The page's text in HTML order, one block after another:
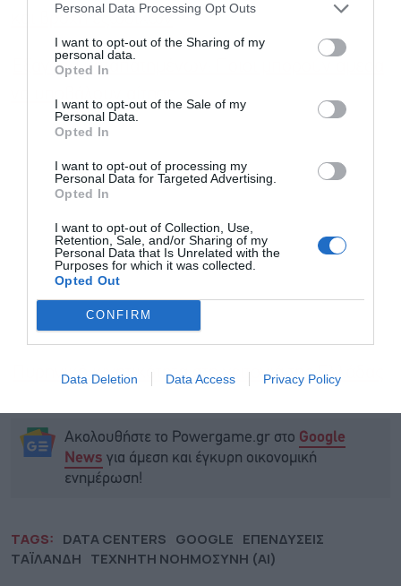
Personal Data Processing Opt Outs
I want to opt-out of the Sharing of my
personal data.
Opted In
I want to opt-out of the Sale of my
Personal Data.
Opted In
I want to opt-out of processing my
Personal Data for Targeted Advertising.
Opted In
I want to opt-out of Collection, Use,
Retention, Sale, and/or Sharing of my
Personal Data that Is Unrelated with the
Purposes for which it was collected.
Opted Out
CONFIRM
Data Deletion Data Access Privacy Policy
Εξαγορά καταπατημένων: Ποιοι μπορούν άμεσα
Πυρηνική κινητικότητα στη γειτονιά της Ελλάδας
Ακολουθήστε το Powergame.gr στο Google
News για άμεση και έγκυρη οικονομική
ενημέρωση!
TAGS: DATA CENTERS GOOGLE ΕΠΕΝΔΥΣΕΙΣ
ΤΑΪΛΑΝΔΗ ΤΕΧΝΗΤΗ ΝΟΗΜΟΣΥΝΗ (AI)